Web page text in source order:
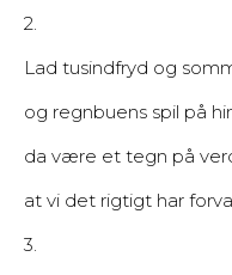
2.
Lad tusindfryd og
og regnbuens spil på
da være et tegn på
at vi det rigtigt har
3.